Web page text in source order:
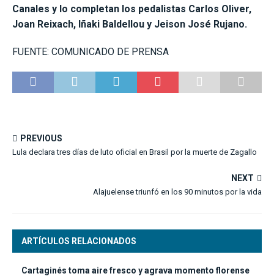
Canales y lo completan los pedalistas Carlos Oliver,
Joan Reixach, Iñaki Baldellou y Jeison José Rujano.
FUENTE: COMUNICADO DE PRENSA
PREVIOUS
Lula declara tres días de luto oficial en Brasil por la muerte de Zagallo
NEXT
Alajuelense triunfó en los 90 minutos por la vida
ARTÍCULOS RELACIONADOS
Cartaginés toma aire fresco y agrava momento florense